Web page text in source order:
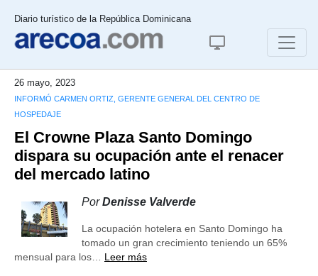
Diario turístico de la República Dominicana
26 mayo, 2023
INFORMÓ CARMEN ORTIZ, GERENTE GENERAL DEL CENTRO DE
HOSPEDAJE
El Crowne Plaza Santo Domingo
dispara su ocupación ante el renacer
del mercado latino
PorDenisse Valverde
La ocupación hotelera en Santo Domingo ha
tomado un gran crecimiento teniendo un 65%
mensual para los… Leer más